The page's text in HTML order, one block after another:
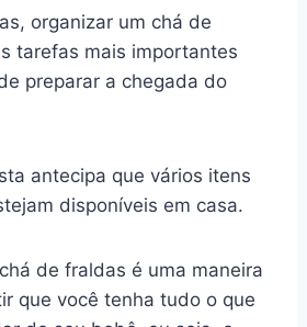
organizar um chá de
tarefas mais importantes
preparar a chegada do
antecipa que vários itens
disponíveis em casa.
de fraldas é uma maneira
que você tenha tudo o que